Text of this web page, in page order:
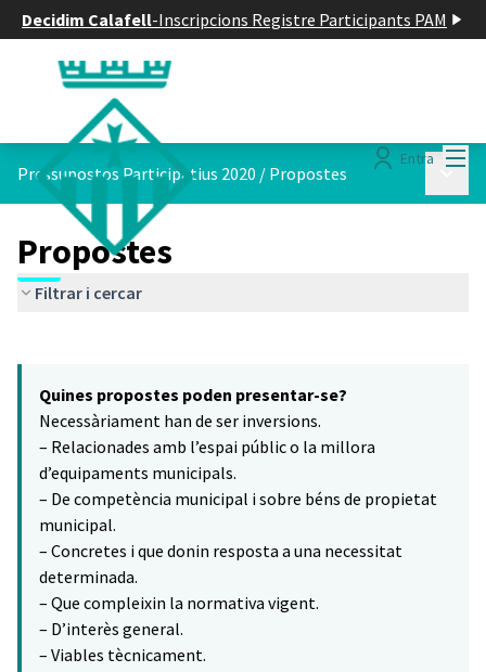
Decidim Calafell-Inscripcions Registre Participants PAM
Entra
Pressupostos Participatius 2020 / Propostes
Propostes
Filtrar i cercar
−
Quines propostes poden presentar-se?
Necessàriament han de ser inversions.
– Relacionades amb l’espai públic o la millora
d’equipaments municipals.
– De competència municipal i sobre béns de propietat
municipal.
– Concretes i que donin resposta a una necessitat
determinada.
– Que compleixin la normativa vigent.
– D’interès general.
– Viables tècnicament.